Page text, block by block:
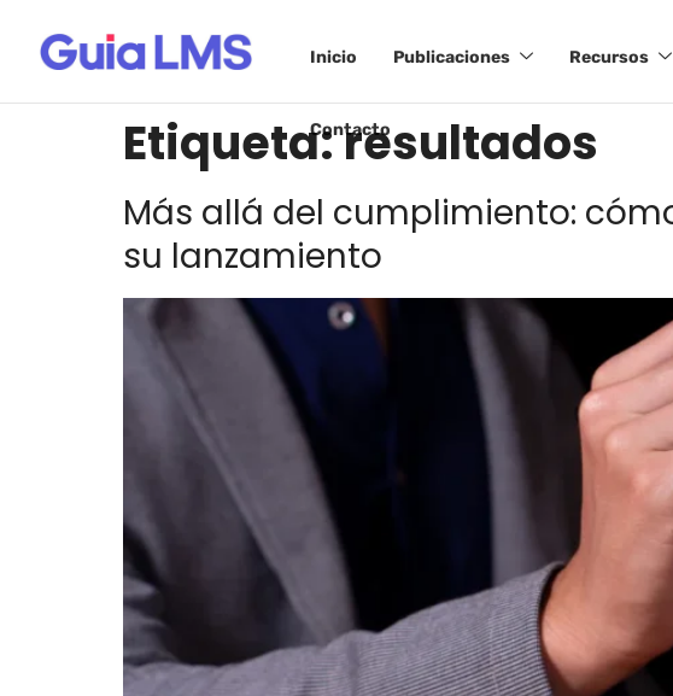
Inicio Publicaciones Recursos
Contacto
Etiqueta:resultados
Más allá del cumplimiento:
su lanzamiento